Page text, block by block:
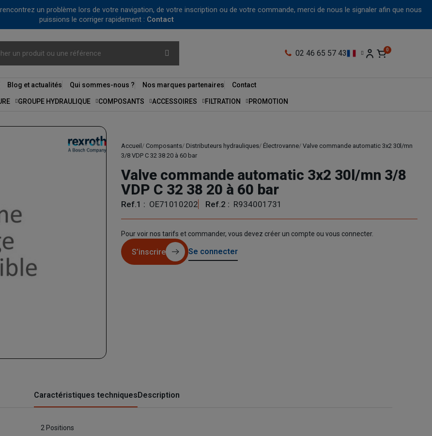
un problème lors de votre navigation, de votre inscription ou de votre commande, merci de nous le signaler afin que nous
puissions le corriger rapidement : Contact
02 46 65 57 43
Blog et actualités Qui sommes-nous ? Nos marques partenaires Contact
GROUPE HYDRAULIQUE COMPOSANTS ACCESSOIRES FILTRATION PROMOTION
Accueil Composants Distributeurs hydrauliques Électrovanne Valve commande automatic 3x2 30l/mn
3/8 VDP C 32 38 20 à 60 bar
Valve commande automatic 3x2 30l/mn 3/8
VDP C 32 38 20 à 60 bar
Ref.1 : OE71010202 Ref.2 : R934001731
Pour voir nos tarifs et commander, vous devez créer un compte ou vous connecter.
S’inscrire Se connecter
Caractéristiques techniquesDescription
2 Positions